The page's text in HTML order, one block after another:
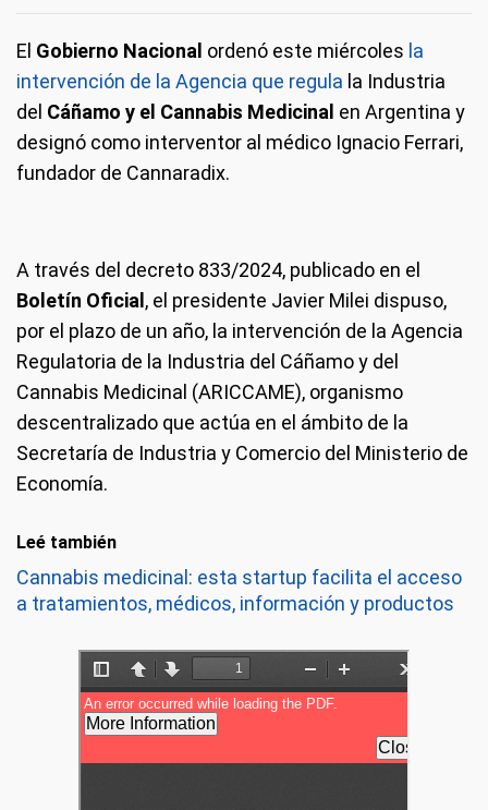
El Gobierno Nacional ordenó este miércoles la
intervención de la Agencia que regula la Industria
del Cáñamo y el Cannabis Medicinal en Argentina y
designó como interventor al médico Ignacio Ferrari,
fundador de Cannaradix.
A través del decreto 833/2024, publicado en el
Boletín Oficial , el presidente Javier Milei dispuso,
por el plazo de un año, la intervención de la Agencia
Regulatoria de la Industria del Cáñamo y del
Cannabis Medicinal (ARICCAME), organismo
descentralizado que actúa en el ámbito de la
Secretaría de Industria y Comercio del Ministerio de
Economía.
Leé también
Cannabis medicinal: esta startup facilita el acceso
a tratamientos, médicos, información y productos